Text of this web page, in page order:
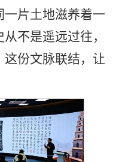
一片土地滋养着一
不是遥远过往，
份文脉联结，让